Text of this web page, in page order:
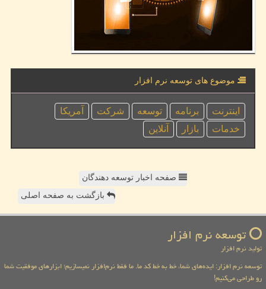
موضوع های توسعه نرم افزار
اینترنت برنامه توسعه شركت
آمریكا
خدمات
بازار آنلاین
صفحه اخبار توسعه دهندگان
بازگشت به صفحه اصلی
توسعه نرم افزار
تولید نرم افزار
توسعه نرم افزار: ایده‌های شما، خط به خط کد ما. ما فقط نرم‌افزار نمیسازیم؛ ابزارهای موفقیت شما
رو طراحی می‌کنیم!